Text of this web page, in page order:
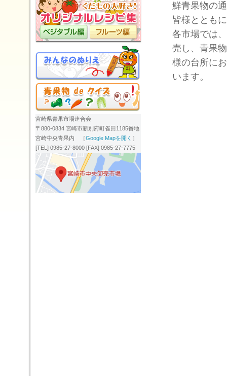
鮮青果物の
皆様ととも
各市場では
売し、青果
様の台所に
います。
宮崎県青果市場連合会
〒880-0834 宮崎市新別府町雀田1185番地
宮崎中央青果内 ［Google Mapを開く ］
[TEL] 0985-27-8000 [FAX] 0985-27-7775